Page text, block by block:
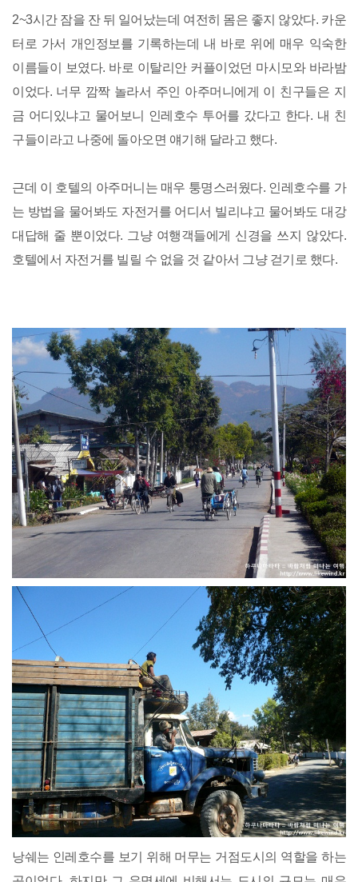
2~3시간 잠을 잔 뒤 일어났는데 여전히 몸은 좋지 않았다. 카운
터로 가서 개인정보를 기록하는데 내 바로 위에 매우 익숙한
이름들이 보였다. 바로 이탈리안 커플이었던 마시모와 바라밤
이었다. 너무 깜짝 놀라서 주인 아주머니에게 이 친구들은 지
금 어디있냐고 물어보니 인레호수 투어를 갔다고 한다. 내 친
구들이라고 나중에 돌아오면 얘기해 달라고 했다.
근데 이 호텔의 아주머니는 매우 퉁명스러웠다. 인레호수를 가
는 방법을 물어봐도 자전거를 어디서 빌리냐고 물어봐도 대강
대답해 줄 뿐이었다. 그냥 여행객들에게 신경을 쓰지 않았다.
호텔에서 자전거를 빌릴 수 없을 것 같아서 그냥 걷기로 했다.
낭쉐는 인레호수를 보기 위해 머무는 거점도시의 역할을 하는